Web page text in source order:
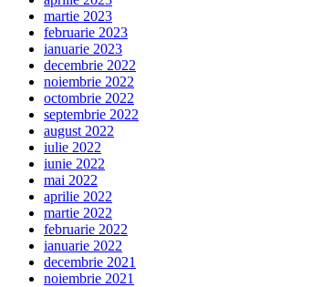
martie 2023
februarie 2023
ianuarie 2023
decembrie 2022
noiembrie 2022
octombrie 2022
septembrie 2022
august 2022
iulie 2022
iunie 2022
mai 2022
aprilie 2022
martie 2022
februarie 2022
ianuarie 2022
decembrie 2021
noiembrie 2021